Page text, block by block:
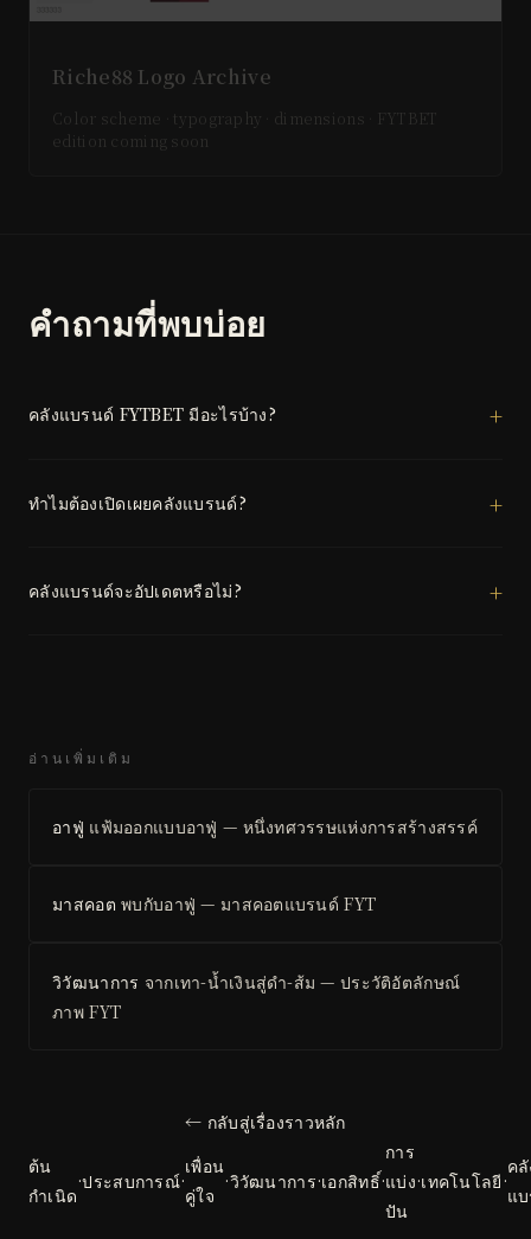
Riche88 Logo Archive
Color scheme · typography · dimensions · FYTBET
edition coming soon
คำถามที่พบบ่อย
คลังแบรนด์ FYTBET มีอะไรบ้าง?
ทำไมต้องเปิดเผยคลังแบรนด์?
คลังแบรนด์จะอัปเดตหรือไม่?
อ่านเพิ่มเติม
อาฟู่ แฟ้มออกแบบอาฟู่ — หนึ่งทศวรรษแห่งการสร้างสรรค์
มาสคอต พบกับอาฟู่ — มาสคอตแบรนด์ FYT
วิวัฒนาการ จากเทา-น้ำเงินสู่ดำ-ส้ม — ประวัติอัตลักษณ์
ภาพ FYT
← กลับสู่เรื่องราวหลัก
ต้น
กำเนิด
·ประสบการณ์·
เพื่อน
คู่ใจ
·วิวัฒนาการ·เอกสิทธิ์·
การ
แบ่ง
ปัน
·เทคโนโลยี ·
ค
แ